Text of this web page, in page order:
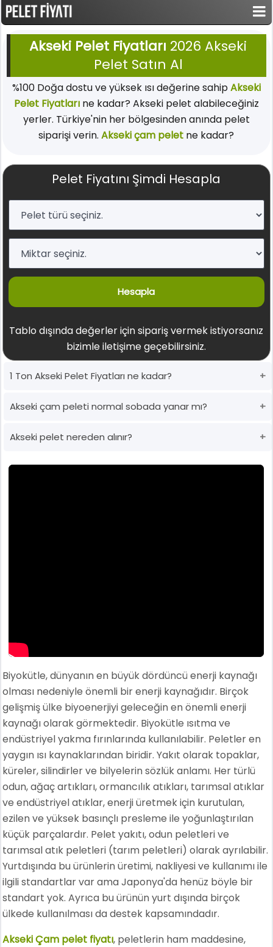
Akseki Pelet Fiyatları 2026 Akseki
Pelet Satın Al
%100 Doğa dostu ve yüksek ısı değerine sahipAkseki
Pelet Fiyatlarıne kadar? Akseki pelet alabileceğiniz
yerler. Türkiye'nin her bölgesinden anında pelet
siparişi verin.Akseki çam pelet ne kadar?
Pelet Fiyatını Şimdi Hesapla
Hesapla
Tablo dışında değerler için sipariş vermek istiyorsanız
bizimle iletişime geçebilirsiniz.
1 Ton Akseki Pelet Fiyatları ne kadar?
Akseki çam peleti normal sobada yanar mı?
Akseki pelet nereden alınır?
Biyokütle, dünyanın en büyük dördüncü enerji kaynağı
olması nedeniyle önemli bir enerji kaynağıdır. Birçok
gelişmiş ülke biyoenerjiyi geleceğin en önemli enerji
kaynağı olarak görmektedir. Biyokütle ısıtma ve
endüstriyel yakma fırınlarında kullanılabilir. Peletler en
yaygın ısı kaynaklarından biridir. Yakıt olarak topaklar,
küreler, silindirler ve bilyelerin sözlük anlamı. Her türlü
odun, ağaç artıkları, ormancılık atıkları, tarımsal atıklar
ve endüstriyel atıklar, enerji üretmek için kurutulan,
ezilen ve yüksek basınçlı presleme ile yoğunlaştırılan
küçük parçalardır. Pelet yakıtı, odun peletleri ve
tarımsal atık peletleri (tarım peletleri) olarak ayrılabilir.
Yurtdışında bu ürünlerin üretimi, nakliyesi ve kullanımı ile
ilgili standartlar var ama Japonya'da henüz böyle bir
standart yok. Ayrıca bu ürünün yurt dışında birçok
ülkede kullanılması da destek kapsamındadır.
Akseki Çam pelet fiyatı, peletlerin ham maddesine,